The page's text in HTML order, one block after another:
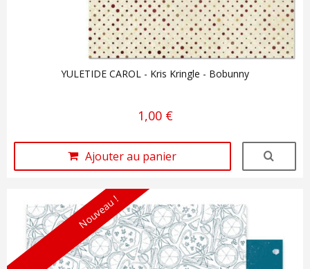
YULETIDE CAROL - Kris Kringle - Bobunny
1,00 €
Ajouter au panier
Nouveau !